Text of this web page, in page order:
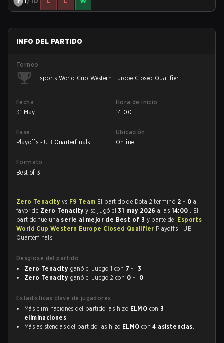
INFO DEL PARTIDO
Torneo
Esports World Cup Western Europe Closed Qualifier
Fecha
31 May
Hora de inicio
14:00
Fase
Playoffs - UB Quarterfinals
Ubicación
Online
Formato
Best of 3
Zero Tenacity vs F9 Team El partido de Dota 2 terminó 2 - 0 a
favor de Zero Tenacityy se jugó el31 may 2026a las 14:00 . El
partido fue una serie al mejor de Best of 3 y parte del Esports
World Cup Western Europe Closed Qualifier Playoffs - UB
Quarterfinals.
Desglose del partido
Zero Tenacity ganó el Juego 1 con 7 - 3
Zero Tenacity ganó el Juego 2 con 0 - 0
Estadísticas clave de jugadores
Más eliminaciones del partido las hizo ELMO con3
eliminaciones.
Más asistencias del partido las hizo ELMO con4 asistencias.